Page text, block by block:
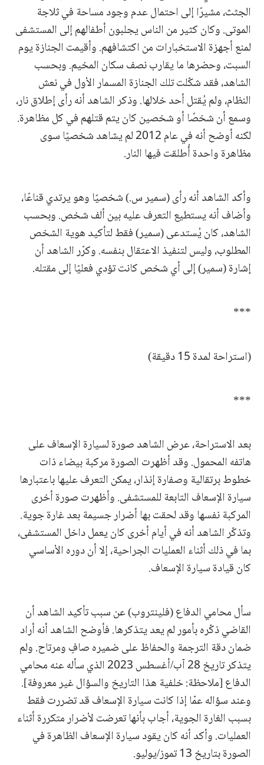
الجثث، مشيرًا إلى احتمال عدم وجود مساحة في ثلاجة
الموتى. وكان كثير من الناس يجلبون أطفالهم إلى المستشفى
لمنع أجهزة الاستخبارات من اكتشافهم. وأقيمت الجنازة يوم
السبت، وحضرها ما يقارب نصف سكان المخيم. وبحسب
الشاهد، فقد شكّلت تلك الجنازة المسمار الأول في نعش
النظام، ولم يُقتل أحد خلالها. وذكر الشاهد أنه رأى إطلاق نار،
وسمع أن شخصًا أو شخصين كان يتم قتلهم في كل مظاهرة.
لكنه أوضح أنه في عام 2012 لم يشاهد شخصيًا سوى
مظاهرة واحدة أُطلقت فيها النار.
وأكد الشاهد أنه رأى (سمير س.) شخصيًا وهو يرتدي قناعًا،
وأضاف أنه يستطيع التعرف عليه بين ألف شخص. وبحسب
الشاهد، كان يُستدعى (سمير) فقط لتأكيد هوية الشخص
المطلوب، وليس لتنفيذ الاعتقال بنفسه. وكرّر الشاهد أن
إشارة (سمير) إلى أي شخص كانت تؤدي فعليًا إلى مقتله.
***
(استراحة لمدة 15 دقيقة)
***
بعد الاستراحة، عرض الشاهد صورة لسيارة الإسعاف على
هاتفه المحمول. وقد أظهرت الصورة مركبة بيضاء ذات
خطوط برتقالية وصفارة إنذار، يمكن التعرف عليها باعتبارها
سيارة الإسعاف التابعة للمستشفى. وأظهرت صورة أخرى
المركبة نفسها وقد لحقت بها أضرار جسيمة بعد غارة جوية.
وتذكّر الشاهد أنه في أيام أخرى كان يعمل داخل المستشفى،
بما في ذلك أثناء العمليات الجراحية، إلا أن دوره الأساسي
كان قيادة سيارة الإسعاف.
سأل محامي الدفاع (فلينتروب) عن سبب تأكيد الشاهد أن
القاضي ذكّره بأمور لم يعد يتذكرها. فأوضح الشاهد أنه أراد
ضمان دقة الترجمة والحفاظ على ضميره صافٍ ومرتاح. ولم
يتذكر تاريخ 28 آب/أغسطس 2023 الذي سأله عنه محامي
الدفاع [ملاحظة: خلفية هذا التاريخ والسؤال غير معروفة].
وعند سؤاله عمّا إذا كانت سيارة الإسعاف قد تضررت فقط
بسبب الغارة الجوية، أجاب بأنها تعرضت لأضرار متكررة أثناء
العمليات. وأكد أنه كان يقود سيارة الإسعاف الظاهرة في
الصورة بتاريخ 13 تموز/يوليو.